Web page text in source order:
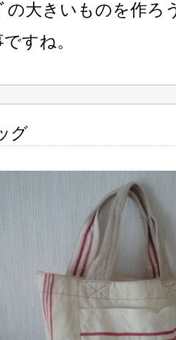
の大きいものを作ろ
すね。
グ